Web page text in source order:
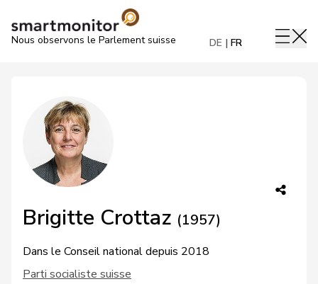
Nous observons le Parlement suisse DE FR
Brigitte Crottaz (1957)
Dans le Conseil national depuis 2018
Parti socialiste suisse